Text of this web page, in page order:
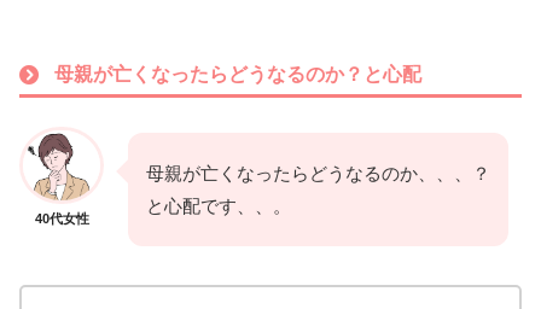
母親が亡くなったらどうなるのか？と心配
40代女性
母親が亡くなったらどうなるのか、、、？
と心配です、、。